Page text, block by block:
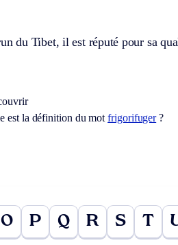
du Tibet, il est réputé pour sa
est la définition du motfrigorifuger?
O P Q R S T